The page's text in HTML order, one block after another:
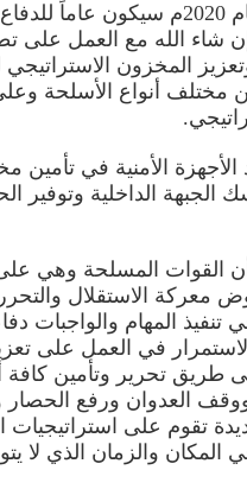
وأكد أن العام 2020م سيكون
شاء الله مع العمل على
المخزون الاستراتيجي
مختلف أنواع الأسلحة
الأجهزة الأمنية في تأمين
الجبهة الداخلية وتوفير
القوات المسلحة وهي
معركة الاستقلال
تنفيذ المهام والواجبات
في العمل على
طريق تحرير وتأمين
ووقف العدوان ورفع
تقوم على استراتيجيات
المكان والزمان الذي لا